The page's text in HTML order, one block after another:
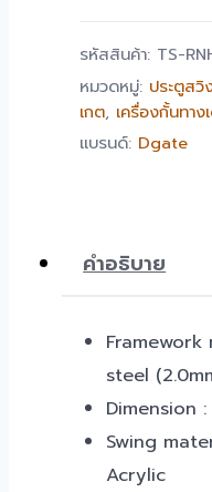
รหัสสินค้า: TS-
หมวดหมู่: ประตูส
เกต, เครื่องกั้นทาง
แบรนด์: Dgate
คำอธิบาย
steel
Dimension
Swing
Acrylic